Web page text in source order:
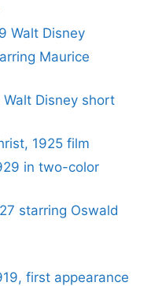
Walt Disney
Maurice
Walt Disney short
1925 film
in two-color
starring Oswald
first appearance